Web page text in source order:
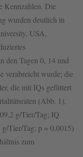
Kennzahlen. Die
wurden deutlich in
USA,
den Tagen 0, 14 und
verabreicht wurde; die
die mit IQs gefüttert
(Abb. 1),
g/Tier/Tag; IQ
Tier/Tag; p = 0,0015)
zum